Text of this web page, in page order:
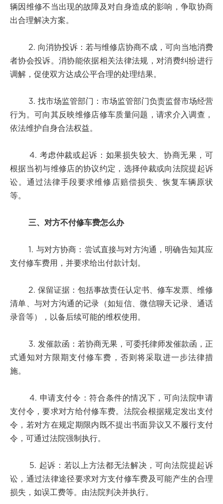
辆因维修不当出现的故障及对自身造成的影响，争取协商
出合理解决方案。
2. 向消协投诉：若与维修店协商不成，可向当地消费
者协会投诉。消协能依据相关法律法规，对消费纠纷进行
调解，促使双方达成公平合理的处理结果。
3. 找市场监管部门：市场监管部门负责监督市场经营
行为。可向其反映维修店修车质量问题，请求介入调查，
依法维护自身合法权益。
4. 考虑仲裁或起诉：如果损失较大、协商无果，可
根据当初与维修店的协议约定，选择仲裁或向法院提起诉
讼。通过法律手段要求维修店赔偿损失、恢复车辆原状
等。
三、对方不付修车费怎么办
1. 与对方协商：尝试直接与对方沟通，明确告知其应
支付修车费用，并要求给出付款计划。
2. 保留证据：包括事故责任认定书、修车发票、维修
清单、与对方沟通的记录（如短信、微信聊天记录、通话
录音等），以备后续可能的维权使用。
3. 发催款函：若协商无果，可委托律师发催款函，正
式通知对方限期支付修车费，否则将采取进一步法律措
施。
4. 申请支付令：符合条件的情况下，可向法院申请
支付令，要求对方给付修车费。法院会根据规定发出支付
令，若对方在规定期限内既不提出书面异议又不履行支付
令，可通过法院强制执行。
5. 起诉：若以上方法都无法解决，可向法院提起诉
讼，通过法律途径要求对方支付修车费及可能产生的合理
损失，如误工费等。由法院判决并执行。